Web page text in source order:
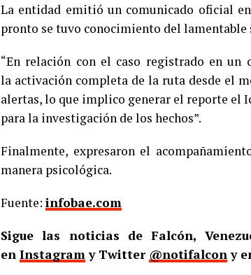
La entidad emitió un comunicado oficial
pronto se tuvo conocimiento del lamentable
“En relación con el caso registrado en un
la activación completa de la ruta desde el
alertas, lo que implico generar el reporte
para la investigación de los hechos”.
Finalmente, expresaron el
manera psicológica.
Fuente: infobae.com
Sigue las noticias de Falcón,
en Instagramy Twitter @notifalcony